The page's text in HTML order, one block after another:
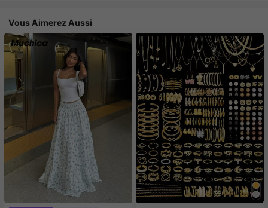
Vous Aimerez Aussi